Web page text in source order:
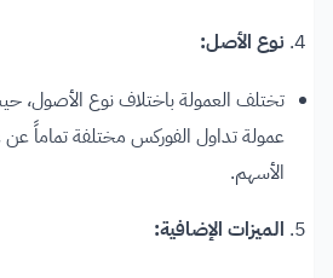
نوع الأصل:
تختلف العمولة باختلاف نوع الأصول،
عمولة تداول الفوركس مختلفة تماماً
الأسهم.
الميزات الإضافية: